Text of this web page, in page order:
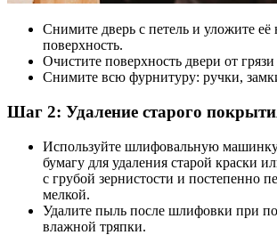
Снимите дверь с петель и уложите
поверхность.
Очистите поверхность двери от
Снимите всю фурнитуру: ручки,
Шаг 2: Удаление старого
Используйте шлифовальную
бумагу для удаления старой краски
с грубой зернистости и постепенно
мелкой.
Удалите пыль после шлифовки при
влажной тряпки.